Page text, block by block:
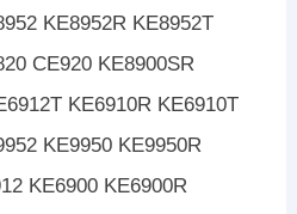
KE8952R KE8952T
CE920 KE8900SR
KE6910R KE6910T
KE9950 KE9950R
KE6900 KE6900R